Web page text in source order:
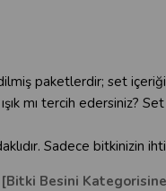
paketlerdir; set
mı tercih edersiniz?
Sadece bitkinizin
[Bitki Besini